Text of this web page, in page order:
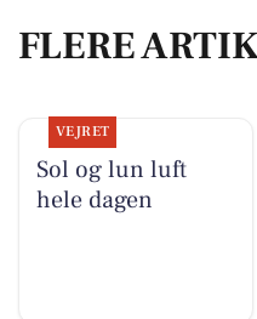
FLERE
VEJRET
Sol og lun luft
hele dagen